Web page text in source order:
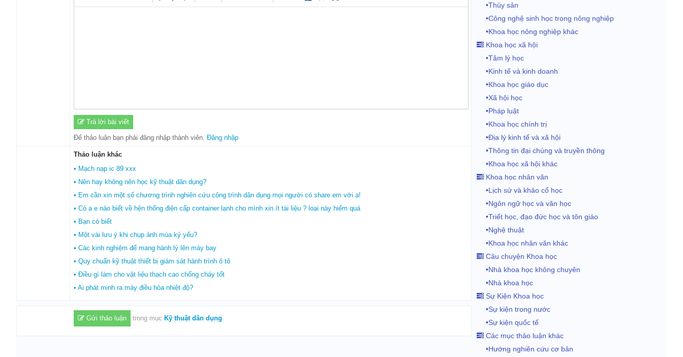
Trả lời bài viết
Để thảo luận bạn phải đăng nhập thành viên. Đăng nhập
Thảo luận khác
• Mạch nạp ic 89 xxx
• Nên hay không nên học kỹ thuật dân dụng?
• Em cần xin một số chương trình nghiên cứu công trình dân dụng mọi người có share em với ạ!
• Có a e nào biết về hện thống điện cấp container lạnh cho mình xin ít tài liệu ? loại này hiếm quá
• Bạn có biết
• Một vài lưu ý khi chụp ảnh mùa kỷ yếu?
• Các kinh nghiệm để mang hành lý lên máy bay
• Quy chuẩn kỹ thuật thiết bị giám sát hành trình ô tô
• Điều gì làm cho vật liệu thạch cao chống cháy tốt
• Ai phát minh ra máy điều hòa nhiệt độ?
Gửi thảo luận trong mục Kỹ thuật dân dụng
•Thủy sản
•Công nghệ sinh học trong nông nghiệp
•Khoa học nông nghiệp khác
Khoa học xã hội
•Tâm lý học
•Kinh tế và kinh doanh
•Khoa học giáo dục
•Xã hội học
•Pháp luật
•Khoa học chính trị
•Địa lý kinh tế và xã hội
•Thông tin đại chúng và truyền thông
•Khoa học xã hội khác
Khoa học nhân văn
•Lịch sử và khảo cổ học
•Ngôn ngữ học và văn học
•Triết học, đạo đức học và tôn giáo
•Nghệ thuật
•Khoa học nhân văn khác
Câu chuyện Khoa học
•Nhà khoa học không chuyên
•Nhà khoa học
Sự Kiện Khoa học
•Sự kiện trong nước
•Sự kiện quốc tế
Các mục thảo luận khác
•Hướng nghiên cứu cơ bản